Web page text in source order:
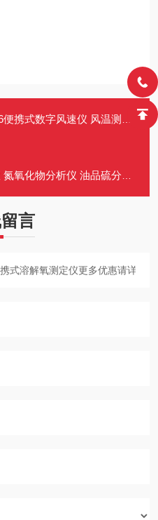
风速仪 风温测量仪 环保监测风速测定仪
析仪 油品硫分析仪 在用车尾气测定仪
言